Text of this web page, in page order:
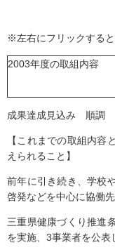
※左右にフリックすると
2003年度の取組内容
成果達成見込み 順調
【これまでの取組内容
えられること】
前年に引き続き、学校
啓発などを中心に協働
三重県健康づくり推進
を実施、3事業者を公表